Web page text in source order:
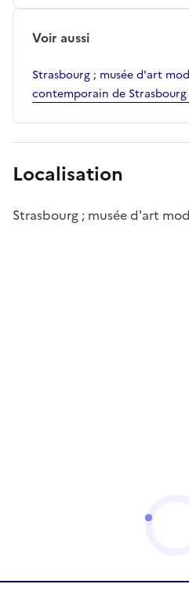
Voir aussi
Strasbourg ; musée d'art
contemporain de Strasbourg
Localisation
Strasbourg ; musée d'art